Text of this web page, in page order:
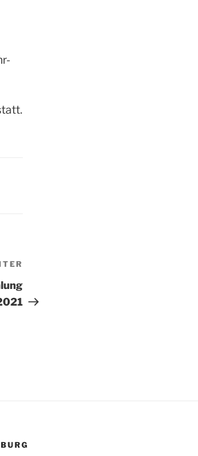
Beitrag